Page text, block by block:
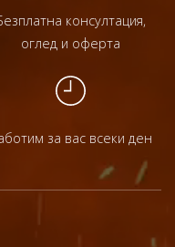
консултация,
оглед и оферта
за вас всеки ден